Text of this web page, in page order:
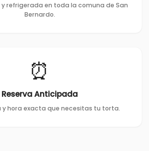
refrigerada en toda la comuna de San
Bernardo.
⏰
Reserva Anticipada
y hora exacta que necesitas tu torta.